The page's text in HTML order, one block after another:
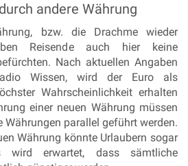
andere Währung
bzw. die Drachme wieder
Reisende auch hier keine
Nach aktuellen Angaben
Wissen, wird der Euro als
Wahrscheinlichkeit erhalten
einer neuen Währung müssen
Währungen parallel geführt werden.
Währung könnte Urlaubern sogar
wird erwartet, dass sämtliche